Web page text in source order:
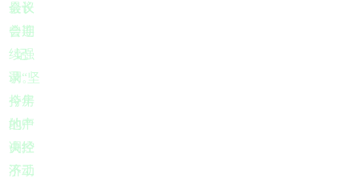
最长
会期
记
录。
今年
的中
央经
济工
会议
曾连
续强
调“坚
持房
地产
调控
不动